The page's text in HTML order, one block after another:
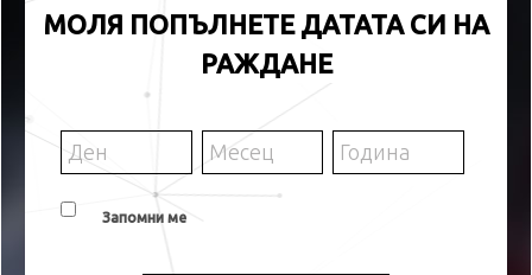
МОЛЯ ПОПЪЛНЕТЕ ДАТАТА СИ НА
РАЖДАНЕ
Запомни ме